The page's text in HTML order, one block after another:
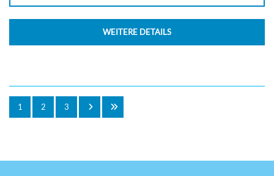
WEITERE DETAILS
1 2 3